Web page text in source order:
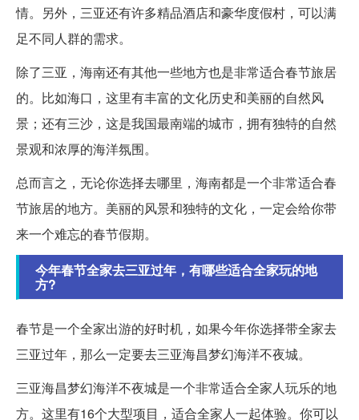
情。另外，三亚还有许多精品酒店和豪华度假村，可以满
足不同人群的需求。
除了三亚，海南还有其他一些地方也是非常适合春节旅居
的。比如海口，这里有丰富的文化历史和美丽的自然风
景；还有三沙，这是我国最南端的城市，拥有独特的自然
景观和浓厚的海洋氛围。
总而言之，无论你选择去哪里，海南都是一个非常适合春
节旅居的地方。美丽的风景和独特的文化，一定会给你带
来一个难忘的春节假期。
今年春节全家去三亚过年，有哪些适合全家玩的地
方?
春节是一个全家出游的好时机，如果今年你选择带全家去
三亚过年，那么一定要去三亚海昌梦幻海洋不夜城。
三亚海昌梦幻海洋不夜城是一个非常适合全家人玩乐的地
方。这里有16个大型项目，适合全家人一起体验。你可以